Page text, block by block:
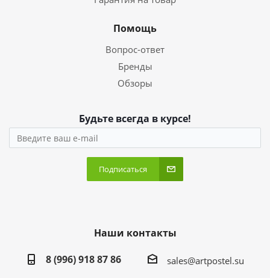
Помощь
Вопрос-ответ
Бренды
Обзоры
Будьте всегда в курсе!
Подписаться
Наши контакты
8 (996) 918 87 86
sales@artpostel.su